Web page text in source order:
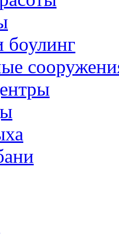
боулинг